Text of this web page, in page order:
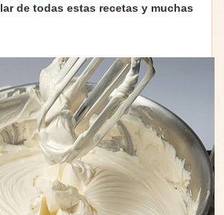
de todas estas recetas y muchas